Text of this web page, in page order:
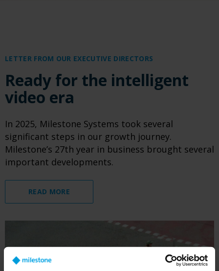
LETTER FROM OUR EXECUTIVE DIRECTORS
Ready for the intelligent
video era
In 2025, Milestone Systems took several
significant steps in our growth journey.
Milestone’s 27th year in business brought several
important developments.
READ MORE